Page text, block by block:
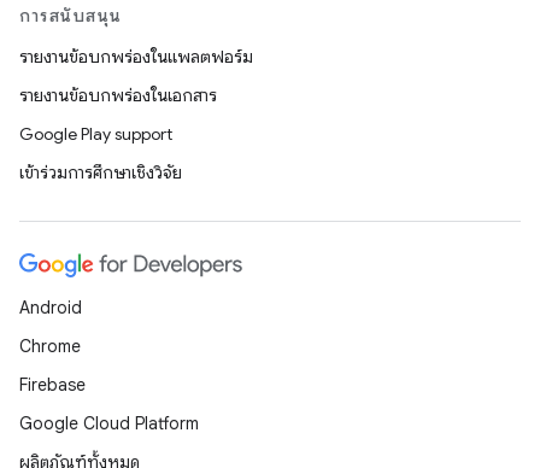
การสนับสนุน
รายงานข้อบกพร่องในแพลตฟอร์ม
รายงานข้อบกพร่องในเอกสาร
Google Play support
เข้าร่วมการศึกษาเชิงวิจัย
Android
Chrome
Firebase
Google Cloud Platform
ผลิตภัณฑ์ทั้งหมด